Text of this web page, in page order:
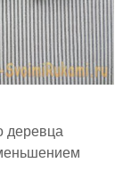
деревца